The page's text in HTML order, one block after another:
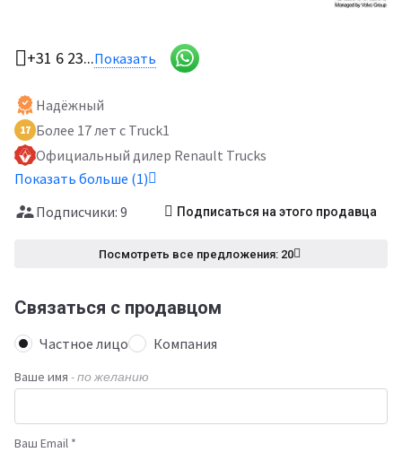
+31 6 23...Показать
Надёжный
17 Более 17 лет с Truck1
Официальный дилер Renault Trucks
Показать больше (1)
Подписчики: 9
Подписаться на этого продавца
Посмотреть все предложения: 20
Связаться с продавцом
Частное лицо Компания
Ваше имя - по желанию
Ваш Email *